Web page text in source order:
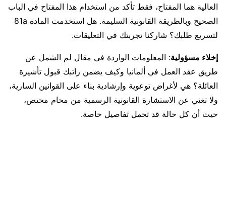
العالية هما المفتاح، فقط تأكد من استخدام هذا المفتاح في الباب
الصحيح وبالطريقة القانونية السليمة. هل استخدمت المادة 81a
لتسريع طلبك؟ شاركنا تجربتك في التعليقات.
إخلاء مسؤولية: المعلومات الواردة في مقال لم الشمل عن
طريق عقد العمل في ألمانيا وكيف يضمن راتبك قبول تأشيرة
العائلة؟ هي لأغراض توعوية وإرشادية بناء على القوانين السارية،
ولا تغني عن الاستشارة القانونية الرسمية من محام مختص،
حيث أن كل حالة قد تحمل تفاصيل خاصة.